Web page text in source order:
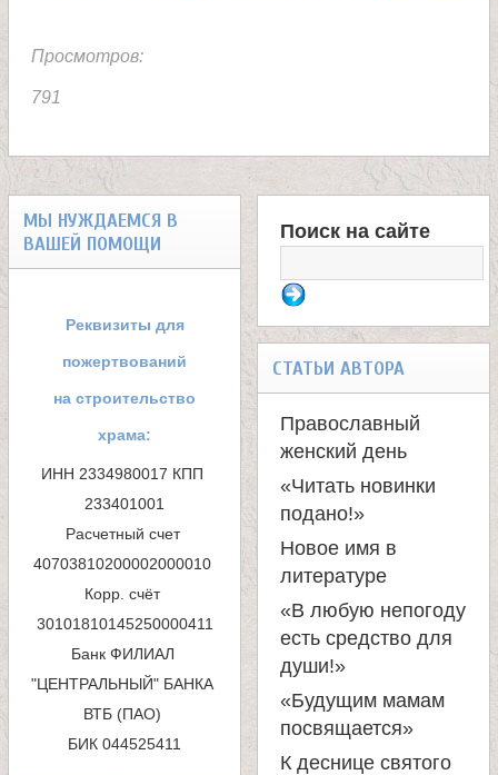
Просмотров:
791
МЫ НУЖДАЕМСЯ В
ВАШЕЙ ПОМОЩИ
Реквизиты для
пожертвований
на строительство
храма:
ИНН 2334980017 КПП
233401001
Расчетный счет
40703810200002000010
Корр. счёт
Банк ФИЛИАЛ
"ЦЕНТРАЛЬНЫЙ" БАНКА
ВТБ (ПАО)
БИК 044525411
Ф
о
р
м
а
п
о
и
с
к
а
Поиск на сайте
СТАТЬИ АВТОРА
Православный
женский день
«Читать новинки
подано!»
Новое имя в
литературе
«В любую непогоду
есть средство для
души!»
«Будущим мамам
посвящается»
К деснице святого